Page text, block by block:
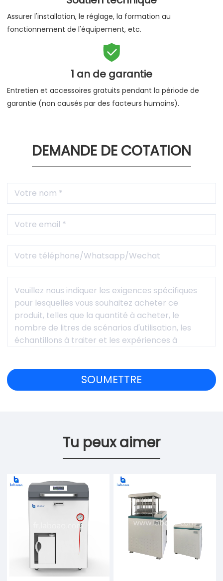
Assurer l'installation, le réglage, la formation au
fonctionnement de l'équipement, etc.

1 an de garantie
Entretien et accessoires gratuits pendant la période de
garantie (non causés par des facteurs humains).
DEMANDE DE COTATION
Tu peux aimer